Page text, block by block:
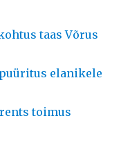
taas Võrus
elanikele
toimus